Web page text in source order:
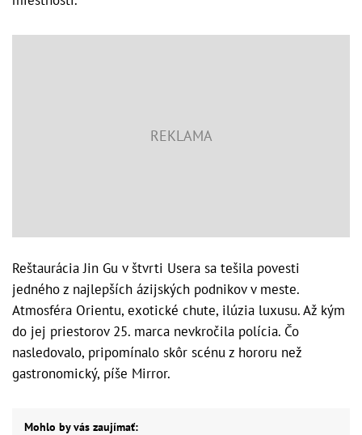
Reštaurácia Jin Gu v štvrti Usera sa tešila povesti
jedného z najlepších ázijských podnikov v meste.
Atmosféra Orientu, exotické chute, ilúzia luxusu. Až kým
do jej priestorov 25. marca nevkročila polícia. Čo
nasledovalo, pripomínalo skôr scénu z hororu než
gastronomický, píše Mirror.
Mohlo by vás zaujímať: